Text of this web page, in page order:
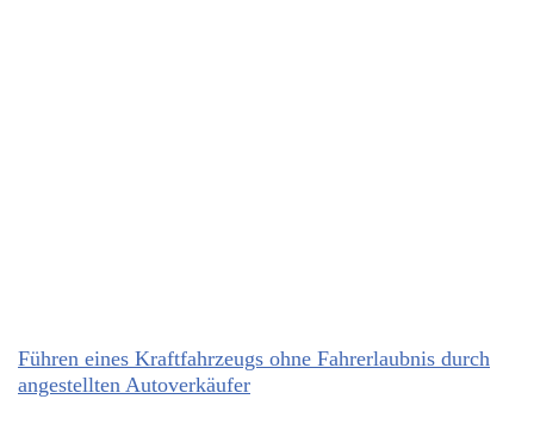
Führen eines Kraftfahrzeugs ohne Fahrerlaubnis durch
angestellten Autoverkäufer